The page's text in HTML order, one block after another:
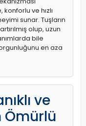
ve hızlı
sunar. Tuşların
olup, uzun
bile
en aza
ve
Ömürlü